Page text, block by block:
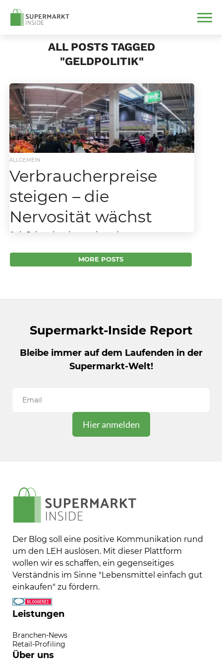
ALL POSTS TAGGED
"GELDPOLITIK"
ALLGEMEIN
Verbraucherpreise
steigen – die
Nervosität wächst
Seit Jahresbeginn steigende
kehrt zurück. Seit Jahresbeginn zieht sie
MORE POSTS
Supermarkt-Inside Report
Bleibe immer auf dem Laufenden in der
Supermarkt-Welt!
Der Blog soll eine positive Kommunikation rund
um den LEH auslösen. Mit dieser Plattform
wollen wir es schaffen, ein gegenseitiges
Verständnis im Sinne "Lebensmittel einfach gut
einkaufen" zu fördern.
Leistungen
Branchen-News
Retail-Profiling
Über uns